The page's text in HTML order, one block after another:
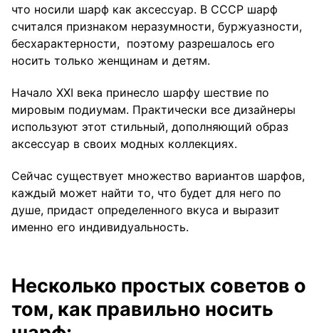
что носили шарф как аксессуар. В СССР шарф
считался признаком неразумности, буржуазности,
бесхарактерности, поэтому разрешалось его
носить только женщинам и детям.
Начало XXI века принесло шарфу шествие по
мировым подиумам. Практически все дизайнеры
используют этот стильный, дополняющий образ
аксессуар в своих модных коллекциях.
Сейчас существует множество вариантов шарфов,
каждый может найти то, что будет для него по
душе, придаст определенного вкуса и выразит
именно его индивидуальность.
Несколько простых советов о
том, как правильно носить